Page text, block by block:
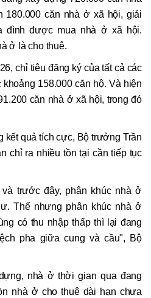
180.000 căn nhà ở xã hội, giải
đình được mua nhà ở xã hội.
ở là cho thuê.
chỉ tiêu đăng ký của tất cả các
158.000 căn hộ. Và hiện
căn nhà ở xã hội, trong đó
kết quả tích cực, Bộ trưởng Trần
chỉ ra nhiều tồn tại cần tiếp tục
trước đây, phân khúc nhà ở
Thế nhưng phân khúc nhà ở
có thu nhập thấp thì lại đang
pha giữa cung và cầu", Bộ
nhà ở thời gian qua đang
nhà ở cho thuê dài hạn chưa